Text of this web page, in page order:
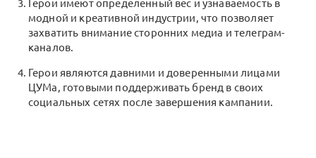
Герои имеют определенный вес и узнаваемость в
модной и креативной индустрии, что позволяет
захватить внимание сторонних медиа и телеграм-
каналов.
Герои являются давними и доверенными лицами
ЦУМа, готовыми поддерживать бренд в своих
социальных сетях после завершения кампании.